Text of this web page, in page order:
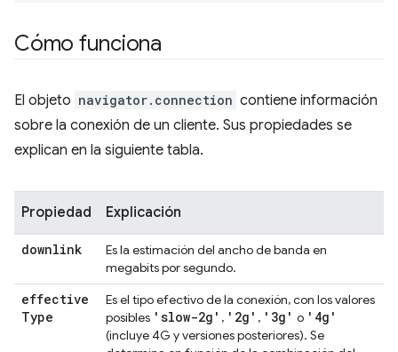
Cómo funciona
El objeto navigator.connection contiene información
sobre la conexión de un cliente. Sus propiedades se
explican en la siguiente tabla.
Propiedad Explicación
downlink
Es la estimación del ancho de banda en
megabits por segundo.
effective
Type
Es el tipo efectivo de la conexión, con los valores
posibles 'slow-2g' , '2g' , '3g' o '4g'
(incluye 4G y versiones posteriores). Se